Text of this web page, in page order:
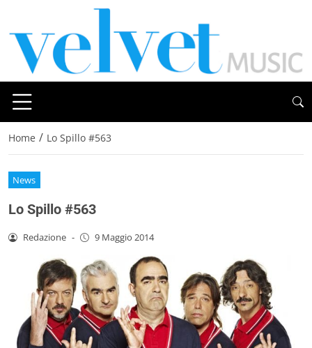
Home / Lo Spillo #563
News
Lo Spillo #563
Redazione - 9 Maggio 2014